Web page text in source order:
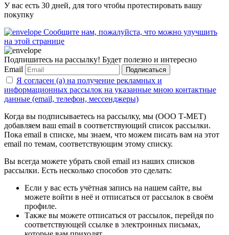
У вас есть 30 дней, для того чтобы протестировать вашу
покупку
Сообщите нам, пожалуйста, что можно улучшить
на этой странице
Подпишитесь на рассылку! Будет полезно и интересно
Email
Подписаться
Я согласен (а) на получение рекламных и
информационных рассылок на указанные мною контактные
данные (email, телефон, мессенджеры)
Когда вы подписываетесь на рассылку, мы (ООО Т-МЕТ)
добавляем ваш email в соответствующий список рассылки.
Пока email в списке, мы знаем, что можем писать вам на этот
email по темам, соответствующим этому списку.
Вы всегда можете убрать свой email из наших списков
рассылки. Есть несколько способов это сделать:
Если у вас есть учётная запись на нашем сайте, вы
можете войти в неё и отписаться от рассылок в своём
профиле.
Также вы можете отписаться от рассылок, перейдя по
соответствующей ссылке в электронных письмах,